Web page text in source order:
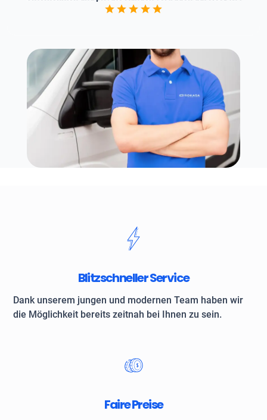
Blitzschneller Service
Dank unserem jungen und modernen Team haben wir
die Möglichkeit bereits zeitnah bei Ihnen zu sein.
Faire Preise